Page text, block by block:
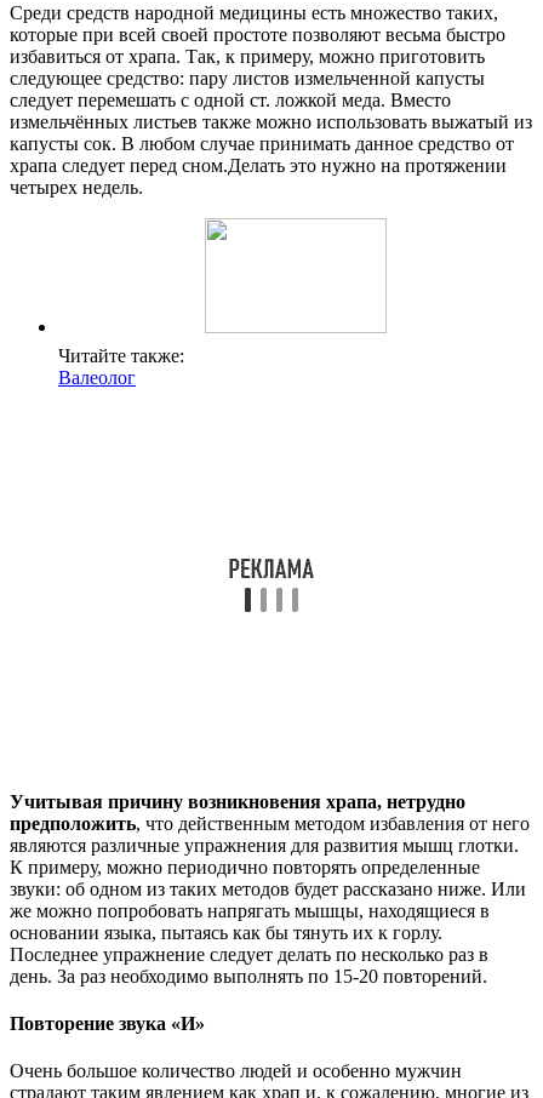
Среди средств народной медицины есть множество таких,
которые при всей своей простоте позволяют весьма быстро
избавиться от храпа. Так, к примеру, можно приготовить
следующее средство: пару листов измельченной капусты
следует перемешать с одной ст. ложкой меда. Вместо
измельчённых листьев также можно использовать выжатый из
капусты сок. В любом случае принимать данное средство от
храпа следует перед сном.Делать это нужно на протяжении
четырех недель.
Читайте также:
Валеолог
Учитывая причину возникновения храпа, нетрудно
предположить, что действенным методом избавления от него
являются различные упражнения для развития мышц глотки.
К примеру, можно периодично повторять определенные
звуки: об одном из таких методов будет рассказано ниже. Или
же можно попробовать напрягать мышцы, находящиеся в
основании языка, пытаясь как бы тянуть их к горлу.
Последнее упражнение следует делать по несколько раз в
день. За раз необходимо выполнять по 15-20 повторений.
Повторение звука «И»
Очень большое количество людей и особенно мужчин
страдают таким явлением как храп и, к сожалению, многие из